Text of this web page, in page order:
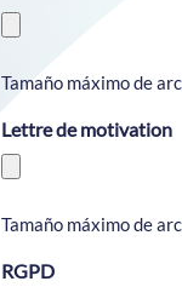
Tamaño máximo de
Lettre de motivation
Tamaño máximo de
RGPD